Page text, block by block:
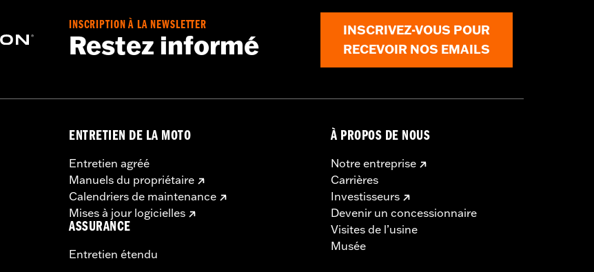
INSCRIPTION À LA NEWSLETTER
Restez informé
INSCRIVEZ-VOUS POUR
RECEVOIR NOS EMAILS
ENTRETIEN DE LA MOTO
Entretien agréé
Manuels du propriétaire
Calendriers de maintenance
Mises à jour logicielles
ASSURANCE
Entretien étendu
À PROPOS DE NOUS
Notre entreprise
Carrières
Investisseurs
Devenir un concessionnaire
Visites de l’usine
Musée